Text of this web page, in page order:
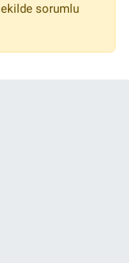
sorumlu